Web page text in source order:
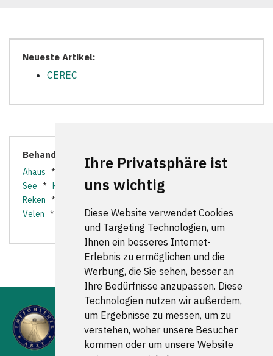
Ihre Privatsphäre ist
uns wichtig
Diese Website verwendet Cookies
und Targeting Technologien, um
Ihnen ein besseres Internet-
Erlebnis zu ermöglichen und die
Werbung, die Sie sehen, besser an
Ihre Bedürfnisse anzupassen. Diese
Technologien nutzen wir außerdem,
um Ergebnisse zu messen, um zu
verstehen, woher unsere Besucher
kommen oder um unsere Website
Neueste Artikel:
CEREC
Behandler in der Nähe:
Ahaus * Gescher
See * Havixbeck *Heiden*Legden
Reken *
Velen *